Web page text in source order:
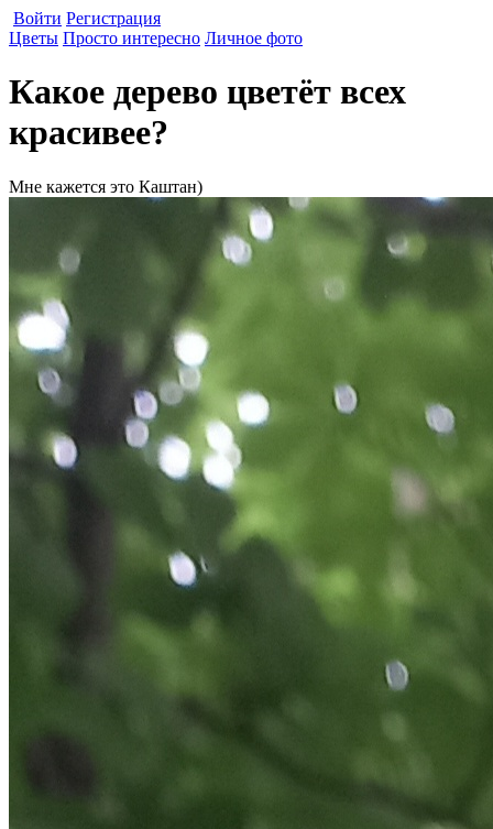
Войти Регистрация
Цветы Просто интересно Личное фото
Какое дерево цветёт всех
красивее?
Мне кажется это Каштан)